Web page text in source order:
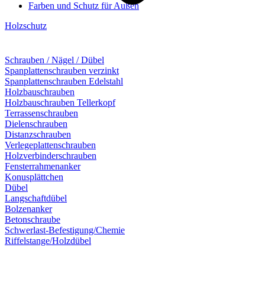
Farben und Schutz für Außen
Holzschutz
Schrauben / Nägel / Dübel
Spanplattenschrauben verzinkt
Spanplattenschrauben Edelstahl
Holzbauschrauben
Holzbauschrauben Tellerkopf
Terrassenschrauben
Dielenschrauben
Distanzschrauben
Verlegeplattenschrauben
Holzverbinderschrauben
Fensterrahmenanker
Konusplättchen
Dübel
Langschaftdübel
Bolzenanker
Betonschraube
Schwerlast-Befestigung/Chemie
Riffelstange/Holzdübel